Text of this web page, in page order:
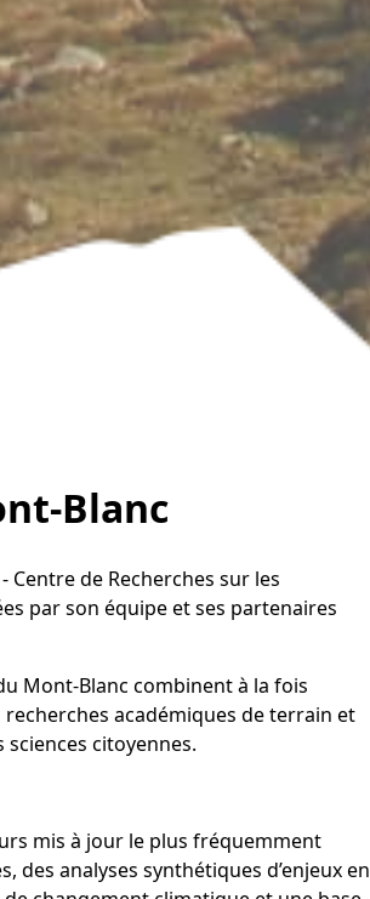
Blanc
Centre de Recherches sur les
par son équipe et ses partenaires
Mont-Blanc combinent à la fois
académiques de terrain et
sciences citoyennes.
mis à jour le plus fréquemment
analyses synthétiques d’enjeux en